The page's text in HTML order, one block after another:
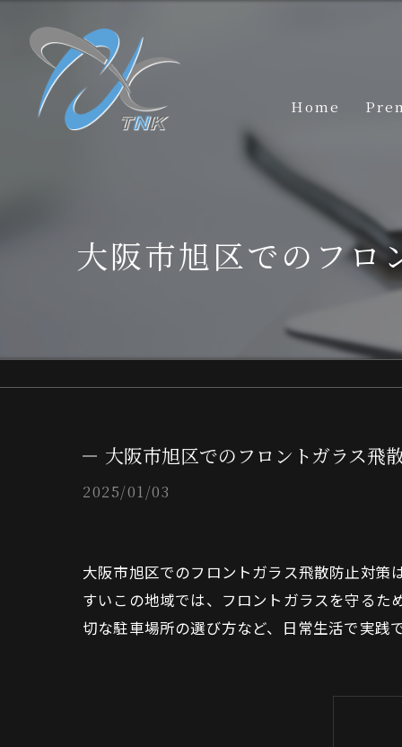
Home
大阪市旭区でのフロ
大阪市旭区でのフロントガラス飛
2025/01/03
大阪市旭区でのフロントガラス飛散防止対
すいこの地域では、フロントガラスを守る
切な駐車場所の選び方など、日常生活で実践